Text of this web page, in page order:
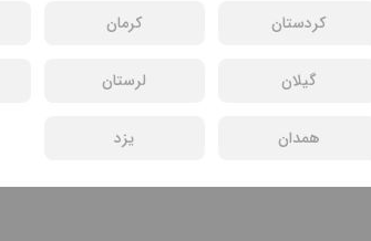
کردستان کرمان
گیلان لرستان
همدان یزد